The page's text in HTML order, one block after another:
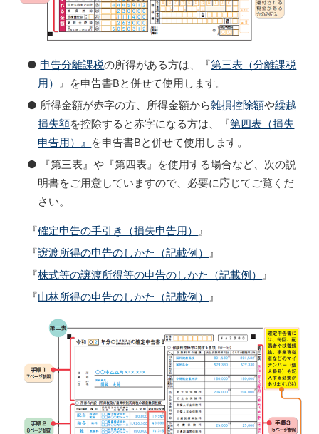
● 申告分離課税の所得がある方は、『第三表（分離課税
用） 』を申告書Bと併せて使用します。
● 所得金額が赤字の方、所得金額から雑損控除額や繰越
損失額を控除すると赤字になる方は、『第四表（損失
申告用）』 を申告書Bと併せて使用します。
● 『第三表』や『第四表』を使用する場合など、次の説
明書をご用意していますので、必要に応じてご覧くだ
さい。
『確定申告の手引き（損失申告用） 』
『譲渡所得の申告のしかた（記載例） 』
『株式等の譲渡所得等の申告のしかた（記載例） 』
『山林所得の申告のしかた（記載例） 』